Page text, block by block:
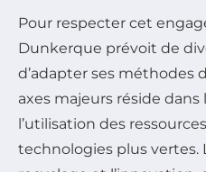
Pour respecter cet
Dunkerque prévoit de
d’adapter ses méthodes
axes majeurs réside dans
l’utilisation des
technologies plus vertes.